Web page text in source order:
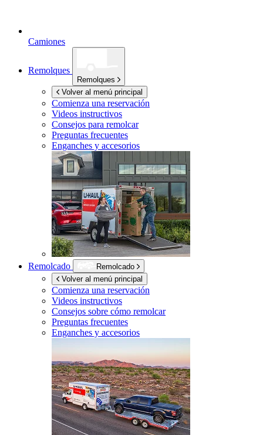
Camiones
Remolques
Remolques
Volver al menú principal
Comienza una reservación
Videos instructivos
Consejos para remolcar
Preguntas frecuentes
Enganches y accesorios
Remolcado
Remolcado
Volver al menú principal
Comienza una reservación
Videos instructivos
Consejos sobre cómo remolcar
Preguntas frecuentes
Enganches y accesorios